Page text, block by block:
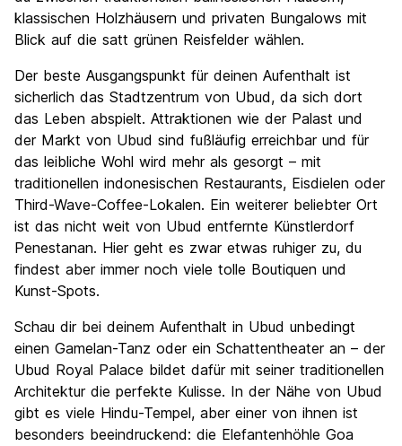
klassischen Holzhäusern und privaten Bungalows mit
Blick auf die satt grünen Reisfelder wählen.
Der beste Ausgangspunkt für deinen Aufenthalt ist
sicherlich das Stadtzentrum von Ubud, da sich dort
das Leben abspielt. Attraktionen wie der Palast und
der Markt von Ubud sind fußläufig erreichbar und für
das leibliche Wohl wird mehr als gesorgt – mit
traditionellen indonesischen Restaurants, Eisdielen oder
Third-Wave-Coffee-Lokalen. Ein weiterer beliebter Ort
ist das nicht weit von Ubud entfernte Künstlerdorf
Penestanan. Hier geht es zwar etwas ruhiger zu, du
findest aber immer noch viele tolle Boutiquen und
Kunst-Spots.
Schau dir bei deinem Aufenthalt in Ubud unbedingt
einen Gamelan-Tanz oder ein Schattentheater an – der
Ubud Royal Palace bildet dafür mit seiner traditionellen
Architektur die perfekte Kulisse. In der Nähe von Ubud
gibt es viele Hindu-Tempel, aber einer von ihnen ist
besonders beeindruckend: die Elefantenhöhle Goa